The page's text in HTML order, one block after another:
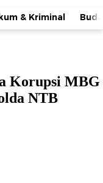
& Kriminal
Korupsi MBG
NTB